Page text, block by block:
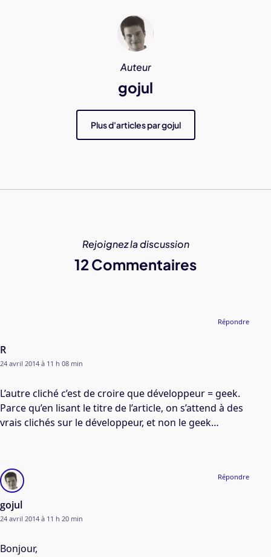
Auteur
gojul
Plus d'articles par gojul
Rejoignez la discussion
12 Commentaires
R
24 avril 2014 à 11 h 08 min
L’autre cliché c’est de croire que développeur = geek.
Parce qu’en lisant le titre de l’article, on s’attend à des
vrais clichés sur le développeur, et non le geek…
Répondre
gojul
24 avril 2014 à 11 h 20 min
Bonjour,
Répondre